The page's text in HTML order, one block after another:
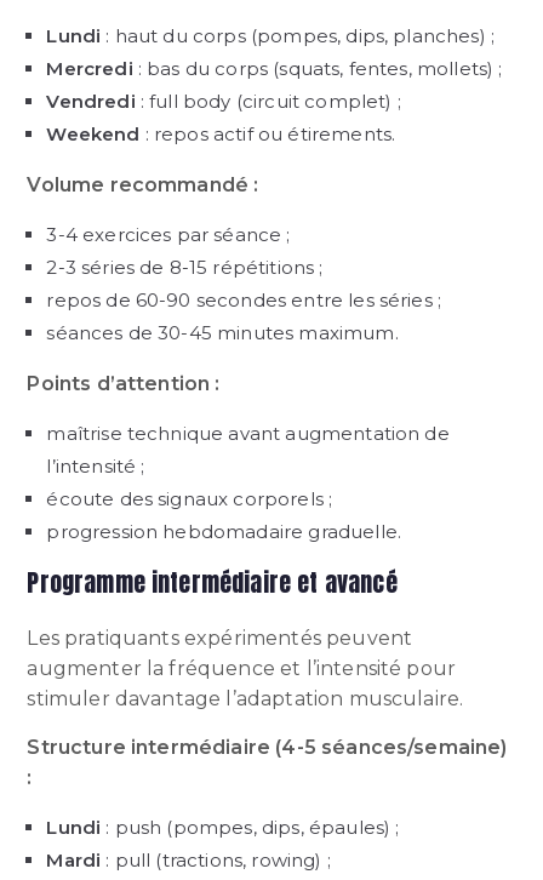
Lundi : haut du corps (pompes, dips, planches) ;
Mercredi : bas du corps (squats, fentes, mollets) ;
Vendredi : full body (circuit complet) ;
Weekend : repos actif ou étirements.
Volume recommandé :
3-4 exercices par séance ;
2-3 séries de 8-15 répétitions ;
repos de 60-90 secondes entre les séries ;
séances de 30-45 minutes maximum.
Points d’attention :
maîtrise technique avant augmentation de
l’intensité ;
écoute des signaux corporels ;
progression hebdomadaire graduelle.
Programme intermédiaire et avancé
Les pratiquants expérimentés peuvent
augmenter la fréquence et l’intensité pour
stimuler davantage l’adaptation musculaire.
Structure intermédiaire (4-5 séances/semaine)
:
Lundi : push (pompes, dips, épaules) ;
Mardi : pull (tractions, rowing) ;